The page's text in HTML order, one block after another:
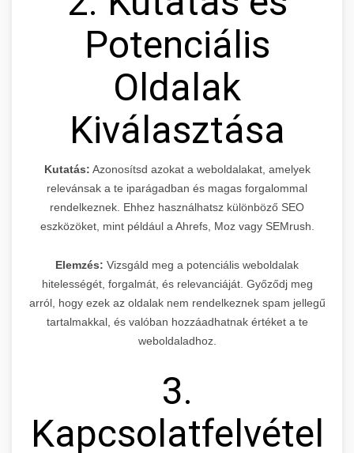
Potenciális
Oldalak
Kiválasztása
Kutatás: Azonosítsd azokat a weboldalakat, amelyek
relevánsak a te iparágadban és magas forgalommal
rendelkeznek. Ehhez használhatsz különböző SEO
eszközöket, mint például a Ahrefs, Moz vagy SEMrush.
Elemzés: Vizsgáld meg a potenciális weboldalak
hitelességét, forgalmát, és relevanciáját. Győződj meg
arról, hogy ezek az oldalak nem rendelkeznek spam jellegű
tartalmakkal, és valóban hozzáadhatnak értéket a te
weboldaladhoz.
3.
Kapcsolatfelvétel